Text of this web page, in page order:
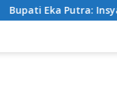
Insya Allah